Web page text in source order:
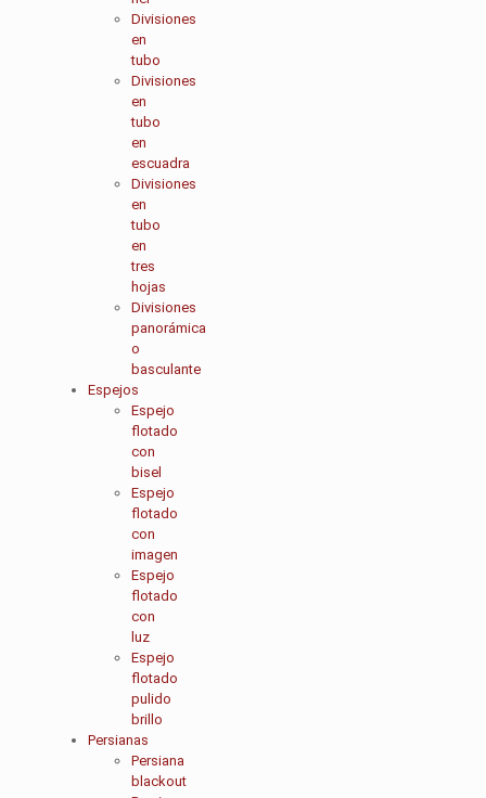
Divisiones
en
tubo
Divisiones
en
tubo
en
escuadra
Divisiones
en
tubo
en
tres
hojas
Divisiones
panorámica
o
basculante
Espejos
Espejo
flotado
con
bisel
Espejo
flotado
con
imagen
Espejo
flotado
con
luz
Espejo
flotado
pulido
brillo
Persianas
Persiana
blackout